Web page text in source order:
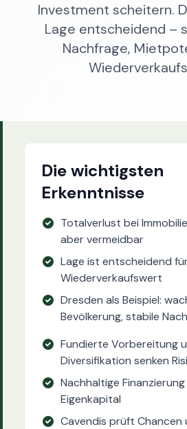
Investment scheitern.
Lage entscheidend –
Nachfrage,
Die wichtigsten
Erkenntnisse
Totalverlust bei
aber vermeidbar
Lage ist entscheidend
Wiederverkaufswert
Dresden als Beispiel:
Bevölkerung, stabile
Fundierte Vorbereitung
Diversifikation senken
Nachhaltige
Eigenkapital
Cavendis prüft Chancen